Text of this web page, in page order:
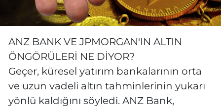
ANZ BANK VE JPMORGAN'IN ALTIN
ÖNGÖRÜLERİ NE DİYOR?
Geçer, küresel yatırım bankalarının orta
ve uzun vadeli altın tahminlerinin yukarı
yönlü kaldığını söyledi. ANZ Bank,